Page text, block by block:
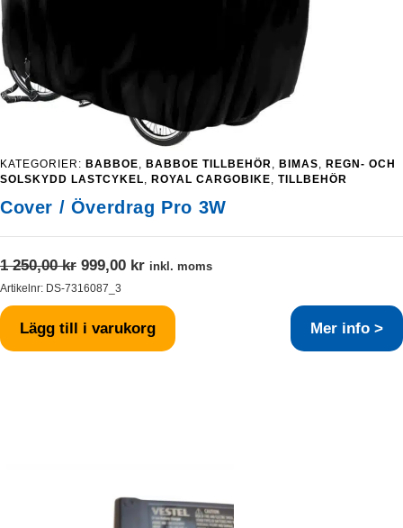
KATEGORIER: BABBOE BABBOE TILLBEHÖR BIMAS
REGN- OCH
SOLSKYDD LASTCYKEL
ROYAL CARGOBIKE TILLBEHÖR
Cover / Överdrag Pro 3W
1 250,00kr Det
ursprungliga
priset
var:
1
999,00 krDet
priset
är:
999,00 kr.
inkl. moms
Artikelnr: DS-7316087_3
Lägg till i varukorg Mer info >